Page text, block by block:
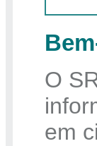
O
em